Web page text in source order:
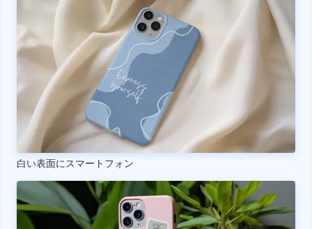
白い表面にスマートフォン